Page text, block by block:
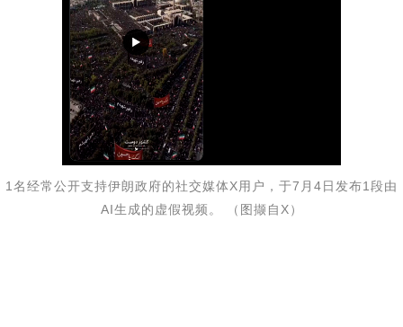
1名经常公开支持伊朗政府的社交媒体X用户，于7月4日发布1段由
AI生成的虚假视频。 （图撷自X）